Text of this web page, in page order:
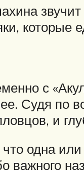
с
Судя по
и
одна
важного